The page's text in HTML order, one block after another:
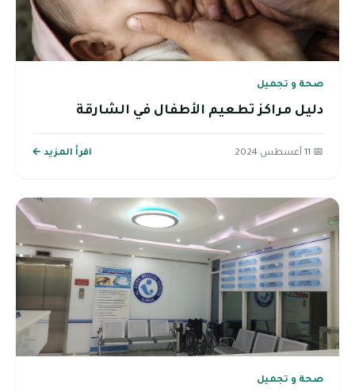
صحة و تجميل
دليل مراكز تطعيم الأطفال في الشارقة
📅 11 أغسطس 2024 اقرأ المزيد ←
صحة و تجميل